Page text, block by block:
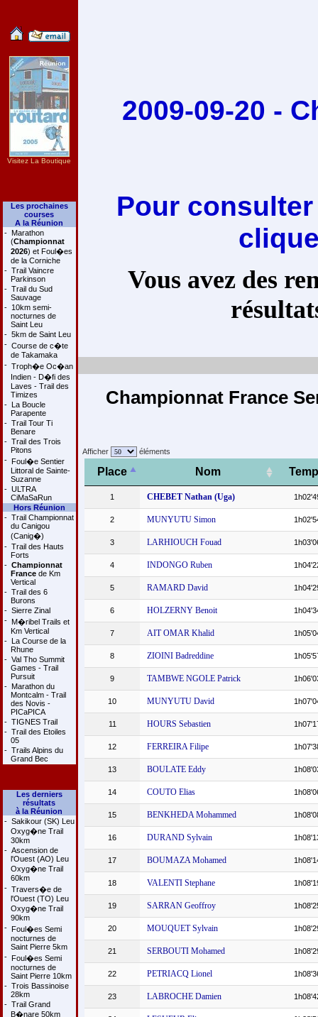
Visitez La Boutique
Les prochaines
courses
A la Réunion
- Marathon
(Championnat
2026) et Foul�es
de la Corniche
- Trail Vaincre
Parkinson
- Trail du Sud
Sauvage
- 10km semi-
nocturnes de
Saint Leu
- 5km de Saint Leu
- Course de c�te
de Takamaka
- Troph�e Oc�an
Indien - D�fi des
Laves - Trail des
Timizes
- La Boucle
Parapente
- Trail Tour Ti
Benare
- Trail des Trois
Pitons
- Foul�e Sentier
Littoral de Sainte-
Suzanne
- ULTRA
CiMaSaRun
Hors Réunion
- Trail Championnat
du Canigou
(Canig�)
- Trail des Hauts
Forts
- Championnat
Francede Km
Vertical
- Trail des 6
Burons
- Sierre Zinal
- M�ribel Trails et
Km Vertical
- La Course de la
Rhune
- Val Tho Summit
Games - Trail
Pursuit
- Marathon du
Montcalm - Trail
des Novis -
PICaPICA
- TIGNES Trail
- Trail des Etoiles
05
- Trails Alpins du
Grand Bec
Les derniers
résultats
à la Réunion
- Sakikour (SK) Leu
Oxyg�ne Trail
30km
- Ascension de
l'Ouest (AO) Leu
Oxyg�ne Trail
60km
- Travers�e de
l'Ouest (TO) Leu
Oxyg�ne Trail
90km
- Foul�es Semi
nocturnes de
Saint Pierre 5km
- Foul�es Semi
nocturnes de
Saint Pierre 10km
- Trois Bassinoise
28km
- Trail Grand
B�nare 50km
2009-09-20 -
Pour
Vous avez des
Championnat France
Afficher éléments
Place Nom
1 CHEBET Nathan (Uga)
2 MUNYUTU Simon
3 LARHIOUCH Fouad
4 INDONGO Ruben
5 RAMARD David
6 HOLZERNY Benoit
7 AIT OMAR Khalid
8 ZIOINI Badreddine
9 TAMBWE NGOLE Patrick
10 MUNYUTU David
11 HOURS Sebastien
12 FERREIRA Filipe
13 BOULATE Eddy
14 COUTO Elias
15 BENKHEDA Mohammed
16 DURAND Sylvain
17 BOUMAZA Mohamed
18 VALENTI Stephane
19 SARRAN Geoffroy
20 MOUQUET Sylvain
21 SERBOUTI Mohamed
22 PETRIACQ Lionel
23 LABROCHE Damien